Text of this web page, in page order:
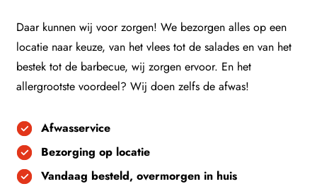
Daar kunnen wij voor zorgen! We bezorgen alles op een
locatie naar keuze, van het vlees tot de salades en van het
bestek tot de barbecue, wij zorgen ervoor. En het
allergrootste voordeel? Wij doen zelfs de afwas!
Afwasservice
Bezorging op locatie
Vandaag besteld, overmorgen in huis